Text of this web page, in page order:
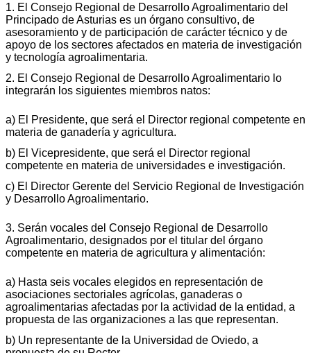
1. El Consejo Regional de Desarrollo Agroalimentario del
Principado de Asturias es un órgano consultivo, de
asesoramiento y de participación de carácter técnico y de
apoyo de los sectores afectados en materia de investigación
y tecnología agroalimentaria.
2. El Consejo Regional de Desarrollo Agroalimentario lo
integrarán los siguientes miembros natos:
a) El Presidente, que será el Director regional competente en
materia de ganadería y agricultura.
b) El Vicepresidente, que será el Director regional
competente en materia de universidades e investigación.
c) El Director Gerente del Servicio Regional de Investigación
y Desarrollo Agroalimentario.
3. Serán vocales del Consejo Regional de Desarrollo
Agroalimentario, designados por el titular del órgano
competente en materia de agricultura y alimentación:
a) Hasta seis vocales elegidos en representación de
asociaciones sectoriales agrícolas, ganaderas o
agroalimentarias afectadas por la actividad de la entidad, a
propuesta de las organizaciones a las que representan.
b) Un representante de la Universidad de Oviedo, a